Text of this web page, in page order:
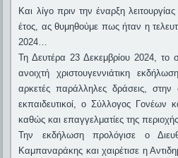
Και λίγο πριν την έναρξη
έτος, ας θυμηθούμε πως ήταν η
2024…
Τη Δευτέρα 23 Δεκεμβρίου 2024, το
ανοιχτή χριστουγεννιάτικη
αρκετές παράλληλες δράσεις, στην
εκπαιδευτικοί, ο Σύλλογος
καθώς και επαγγελματίες της
Την εκδήλωση προλόγισε ο
Καμπαναράκης και χαιρέτισε η